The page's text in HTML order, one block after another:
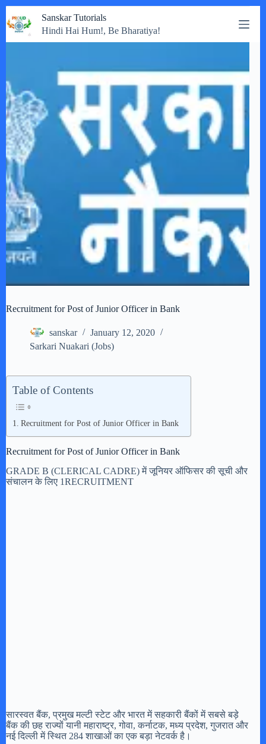
to
content
Sanskar Tutorials
Hindi Hai Hum!, Be Bharatiya!
Recruitment for Post of Junior Officer in Bank
sanskar
January 12, 2020
Sarkari Nuakari (Jobs)
Table of Contents
Recruitment for Post of Junior Officer in Bank
Recruitment for Post of Junior Officer in Bank
GRADE B (CLERICAL CADRE) में जूनियर ऑफिसर की सूची और
संचालन के लिए 1RECRUITMENT
सारस्वत बैंक, प्रमुख मल्टी स्टेट और भारत में सहकारी बैंकों में सबसे बड़े
बैंक की छह राज्यों यानी महाराष्ट्र, गोवा, कर्नाटक, मध्य प्रदेश, गुजरात और
नई दिल्ली में स्थित 284 शाखाओं का एक बड़ा नेटवर्क है।